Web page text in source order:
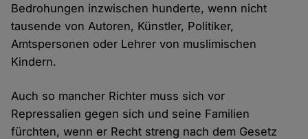
Bedrohungen inzwischen hunderte, wenn nicht
tausende von Autoren, Künstler, Politiker,
Amtspersonen oder Lehrer von muslimischen
Kindern.
Auch so mancher Richter muss sich vor
Repressalien gegen sich und seine Familien
fürchten, wenn er Recht streng nach dem Gesetz